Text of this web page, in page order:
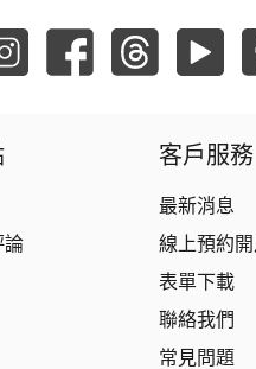
論
客戶服務
最新消息
線上預約開
表單下載
聯絡我們
常見問題